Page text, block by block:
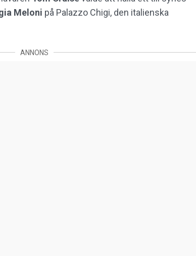
Meloni på Palazzo Chigi, den italienska
ANNONS